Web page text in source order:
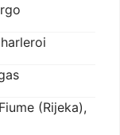
(Rijeka),